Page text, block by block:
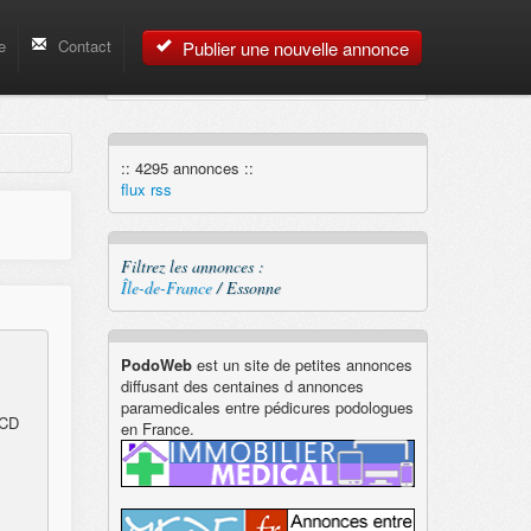
Publier une nouvelle annonce
Contact
:: 4295 annonces ::
flux rss
Filtrez les annonces :
Île-de-France/ Essonne
PodoWeb est un site de petites annonces
diffusant des centaines d annonces
paramedicales entre pédicures podologues
en France.